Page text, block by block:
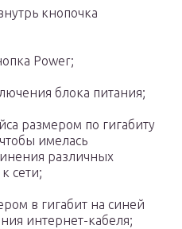
кнопочка
Power;
блока питания;
размером по гигабиту
имелась
различных
сети;
в гигабит на синей
интернет-кабеля;